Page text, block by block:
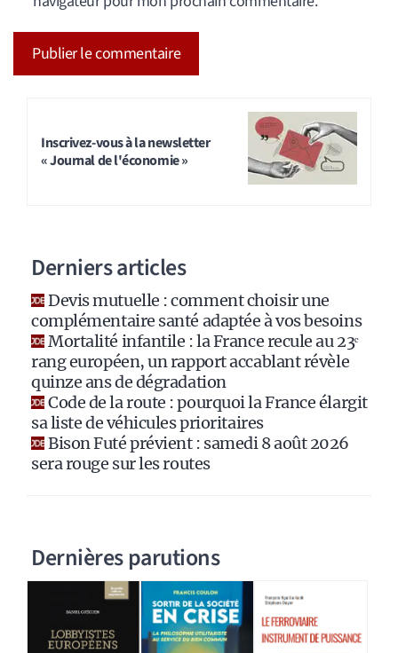
Inscrivez-vous à la newsletter
« Journal de l'économie »
Derniers articles
Devis mutuelle : comment choisir une
complémentaire santé adaptée à vos besoins
Mortalité infantile : la France recule au 23ᵉ
rang européen, un rapport accablant révèle
quinze ans de dégradation
Code de la route : pourquoi la France élargit
sa liste de véhicules prioritaires
Bison Futé prévient : samedi 8 août 2026
sera rouge sur les routes
Dernières parutions